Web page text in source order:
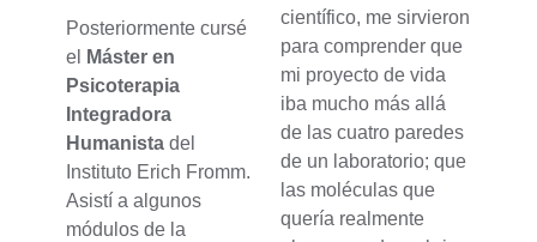
Posteriormente cursé
el
Máster en
Psicoterapia
Integradora
Humanistadel
Instituto Erich Fromm.
Asistí a algunos
módulos de la
científico, me sirvieron
para comprender que
mi proyecto de vida
iba mucho más allá
de las cuatro paredes
de un laboratorio; que
las moléculas que
quería realmente